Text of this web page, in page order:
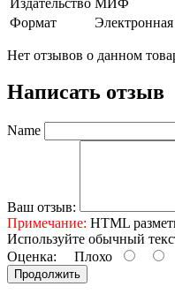
Формат
Нет отзывов о данном
Написать отзыв
Name
Ваш отзыв:
Примечание: HTML
Используйте обычный
Оценка: Плохо
Продолжить